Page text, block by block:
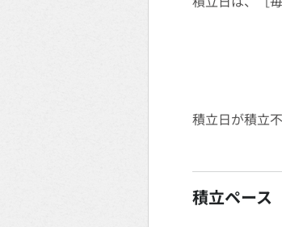
積立日が積立
積立ペース